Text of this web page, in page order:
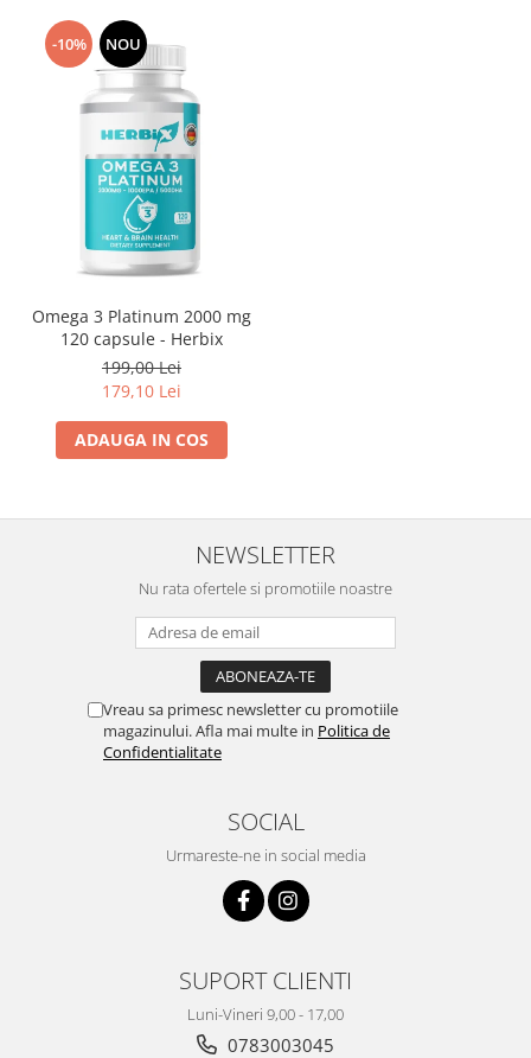
-10% NOU
Omega 3 Platinum 2000 mg
120 capsule - Herbix
199,00 Lei
179,10 Lei
ADAUGA IN COS
NEWSLETTER
Nu rata ofertele si promotiile noastre
Vreau sa primesc newsletter cu promotiile
magazinului. Afla mai multe in Politica de
Confidentialitate
SOCIAL
Urmareste-ne in social media
SUPORT CLIENTI
Luni-Vineri 9,00 - 17,00
0783003045